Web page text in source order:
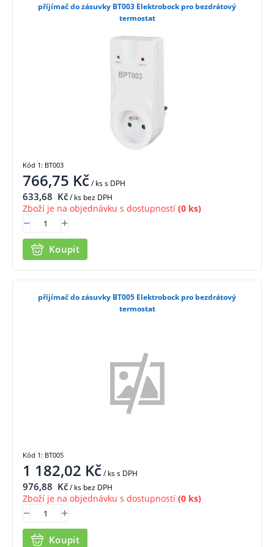
příjímač do zásuvky BT003 Elektrobock pro bezdrátový
termostat
766,75 Kč/ kss DPH
633,68 Kč/ ks bez DPH
Zboží je na objednávku s dostupností (0 ks)
Koupit
Kód 1: BT003
příjímač do zásuvky BT005 Elektrobock pro bezdrátový
termostat
1 182,02 Kč/ kss DPH
976,88 Kč/ ks bez DPH
Zboží je na objednávku s dostupností (0 ks)
Koupit
Kód 1: BT005